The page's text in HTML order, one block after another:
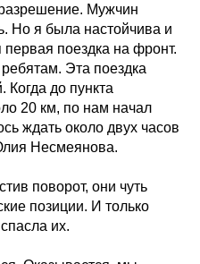
Мужчин
Но я была настойчива и
поездка на фронт.
Эта поездка
до пункта
20 км, по нам начал
ждать около двух часов
Несмеянова.
поворот, они чуть
позиции. И только
их.